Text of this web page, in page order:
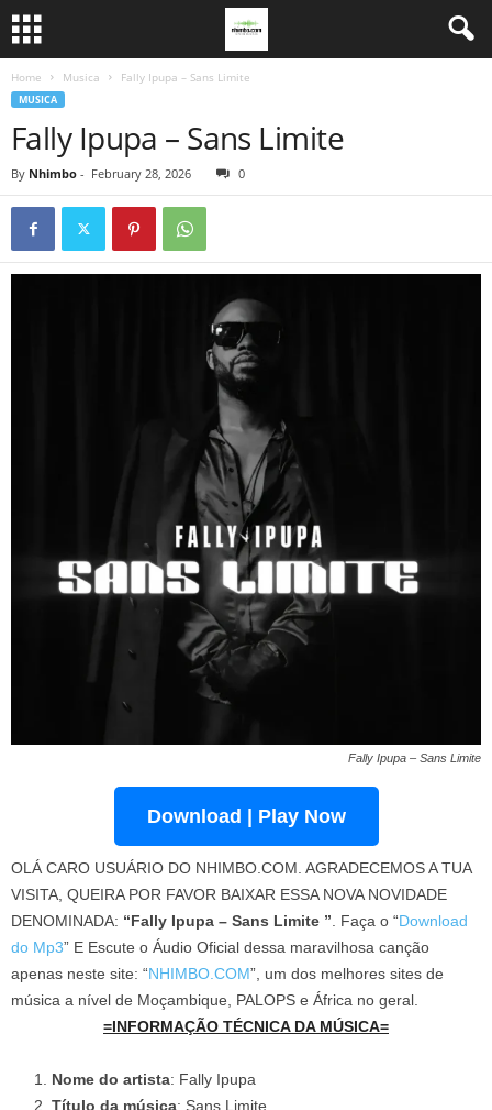
Home Musica Fally Ipupa – Sans Limite
MUSICA
Fally Ipupa – Sans Limite
By Nhimbo - February 28, 2026 0
Fally Ipupa – Sans Limite
Download | Play Now
OLÁ CARO USUÁRIO DO NHIMBO.COM. AGRADECEMOS A TUA
VISITA, QUEIRA POR FAVOR BAIXAR ESSA NOVA NOVIDADE
DENOMINADA: “Fally Ipupa – Sans Limite ” . Faça o “Download
do Mp3” E Escute o Áudio Oficial dessa maravilhosa canção
apenas neste site: “NHIMBO.COM”, um dos melhores sites de
música a nível de Moçambique, PALOPS e África no geral.
=INFORMAÇÃO TÉCNICA DA MÚSICA=
Nome do artista: Fally Ipupa
Título da música: Sans Limite